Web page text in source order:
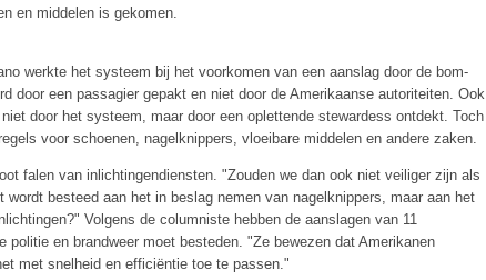
en middelen is gekomen.
werkte het systeem bij het voorkomen van een aanslag door de bom-
door een passagier gepakt en niet door de Amerikaanse autoriteiten. Ook
door het systeem, maar door een oplettende stewardess ontdekt. Toch
voor schoenen, nagelknippers, vloeibare middelen en andere zaken.
falen van inlichtingendiensten. "Zouden we dan ook niet veiliger zijn als
besteed aan het in beslag nemen van nagelknippers, maar aan het
Volgens de columniste hebben de aanslagen van 11
en brandweer moet besteden. "Ze bewezen dat Amerikanen
met snelheid en efficiëntie toe te passen."